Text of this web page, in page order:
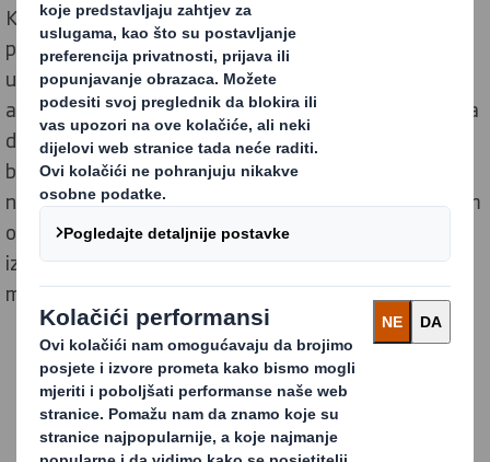
Kao vodeći proizvođač održivih ambalažnih rješenja, u
potpunosti podržavamo ciljeve Europske Unije
usmjerene na kružnost ambalaže i smanjenje utjecaja
ambalaže na okoliš. Kako bismo pomogli našim kupcima
da se snađu u novim regulativama koje će oblikovati
budućnost ambalaže u Europskoj Uniji, saželi smo
najnovije informacije o Uredbi o ambalaži i ambalažnom
otpadu (PPWR), njezinoj važnosti, ciljevima i razlikama
između postojeće regulative i predloženih ključnih
mjera.